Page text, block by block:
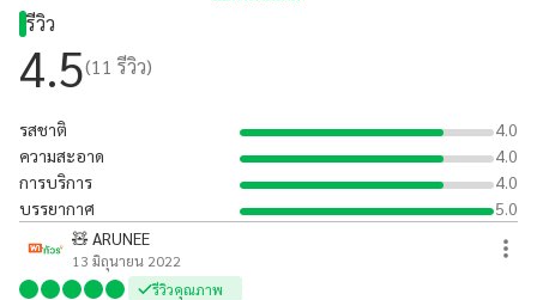
ร้านนี้มีที่จอดรถ และมี Wi-Fi ฟรี #ร้านนี้บิวตี้แนะนำ #หนีหัวหน้าไปเข้า
สวน 💃🏻
รีวิว
4.5(11 รีวิว)
รสชาติ
4.0
ความสะอาด
4.0
การบริการ
4.0
บรรยากาศ
5.0
🧸 ARUNEE
13 มิถุนายน 2022
รีวิวคุณภาพ